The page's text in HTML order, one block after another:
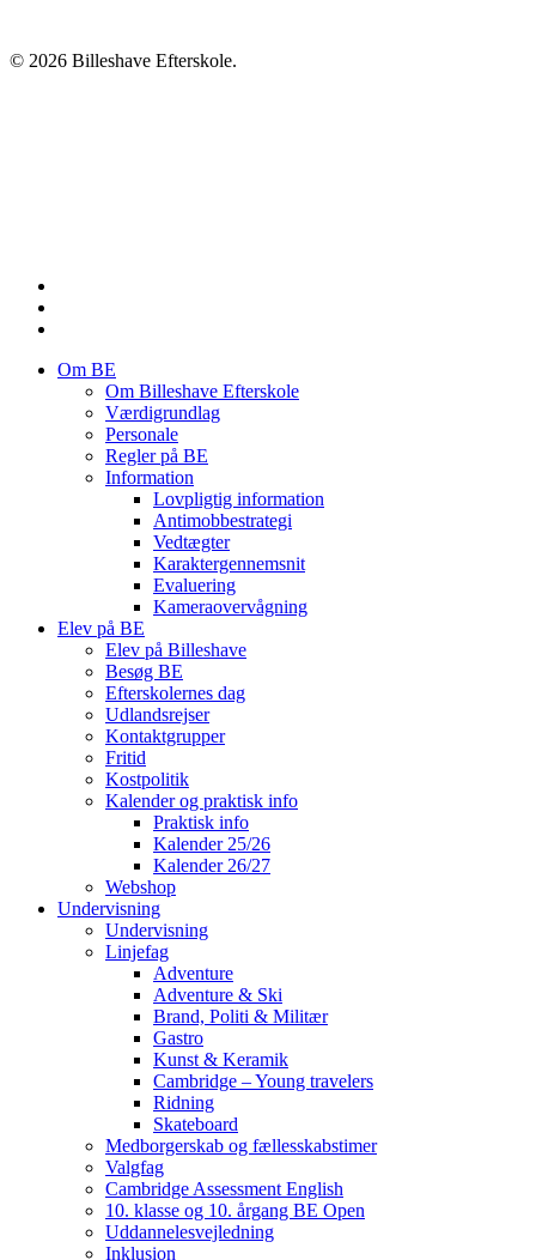
© 2026 Billeshave Efterskole.
Om BE
Om Billeshave Efterskole
Værdigrundlag
Personale
Regler på BE
Information
Lovpligtig information
Antimobbestrategi
Vedtægter
Karaktergennemsnit
Evaluering
Kameraovervågning
Elev på BE
Elev på Billeshave
Besøg BE
Efterskolernes dag
Udlandsrejser
Kontaktgrupper
Fritid
Kostpolitik
Kalender og praktisk info
Praktisk info
Kalender 25/26
Kalender 26/27
Webshop
Undervisning
Undervisning
Linjefag
Adventure
Adventure & Ski
Brand, Politi & Militær
Gastro
Kunst & Keramik
Cambridge – Young travelers
Ridning
Skateboard
Medborgerskab og fællesskabstimer
Valgfag
Cambridge Assessment English
10. klasse og 10. årgang BE Open
Uddannelesvejledning
Inklusion